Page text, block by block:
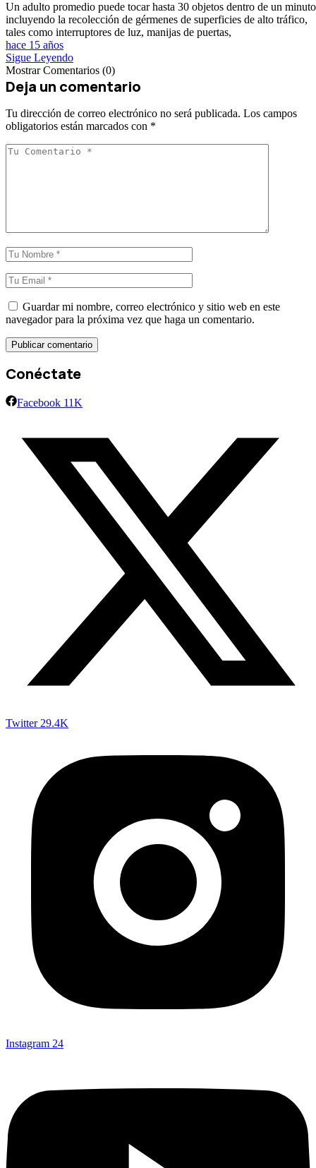
Un adulto promedio puede tocar hasta 30 objetos dentro de un
incluyendo la recolección de gérmenes de superficies de alto tráfico,
tales como interruptores de luz, manijas de puertas,
hace 15 años
Sigue Leyendo
Mostrar Comentarios (0)
Deja un comentario
Tu dirección de correo electrónico no será publicada. Los campos
obligatorios están marcados con *
Guardar mi nombre, correo electrónico y sitio web en este
navegador para la próxima vez que haga un comentario.
Conéctate
Facebook 11K
Twitter 29.4K
Instagram 24